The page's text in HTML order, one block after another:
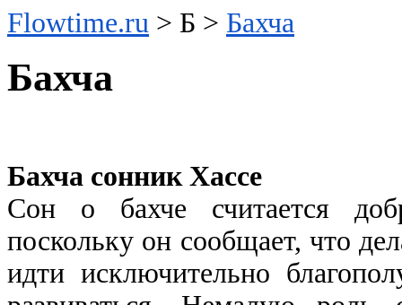
Flowtime.ru > Б > Бахча
Бахча
Бахча cонник Хассе
Сон о бахче считается
поскольку он сообщает, что
идти исключительно